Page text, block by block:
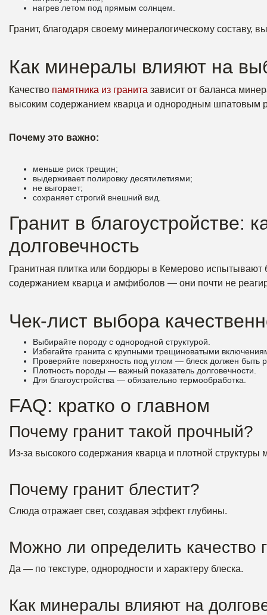
нагрев летом под прямым солнцем.
Гранит, благодаря своему минералогическому составу,
Как минералы влияют на
Качество памятника из гранита зависит от баланса
высоким содержанием кварца и однородным шпатовым
Почему это важно:
меньше риск трещин;
выдерживает полировку десятилетиями;
не выгорает;
сохраняет строгий внешний вид.
Гранит в благоустройстве:
долговечность
Гранитная плитка или бордюры в Кемерово
содержанием кварца и амфиболов — они почти не
Чек-лист выбора
Выбирайте породу с однородной структурой.
Избегайте гранита с крупными трещиноватыми
Проверяйте поверхность под углом — блеск должен быть
Плотность породы — важный показатель долговечности.
Для благоустройства — обязательно термообработка.
FAQ: кратко о главном
Почему гранит такой прочный?
Из-за высокого содержания кварца и плотной структуры
Почему гранит блестит?
Слюда отражает свет, создавая эффект глубины.
Можно ли определить качество
Да — по текстуре, однородности и характеру блеска.
Как минералы влияют на